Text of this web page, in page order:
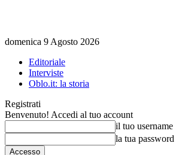
domenica 9 Agosto 2026
Editoriale
Interviste
Oblo.it: la storia
Registrati
Benvenuto! Accedi al tuo account
il tuo username
la tua password